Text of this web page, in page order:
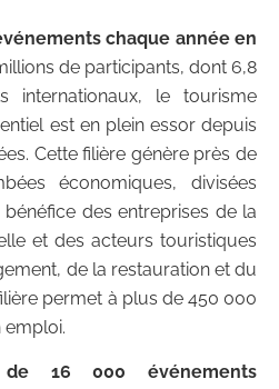
chaque année en
de participants, dont 6,8
internationaux, le tourisme
est en plein essor depuis
Cette filière génère près de
économiques, divisées
des entreprises de la
et des acteurs touristiques
de la restauration et du
permet à plus de 450 000
emploi.
16 000 événements